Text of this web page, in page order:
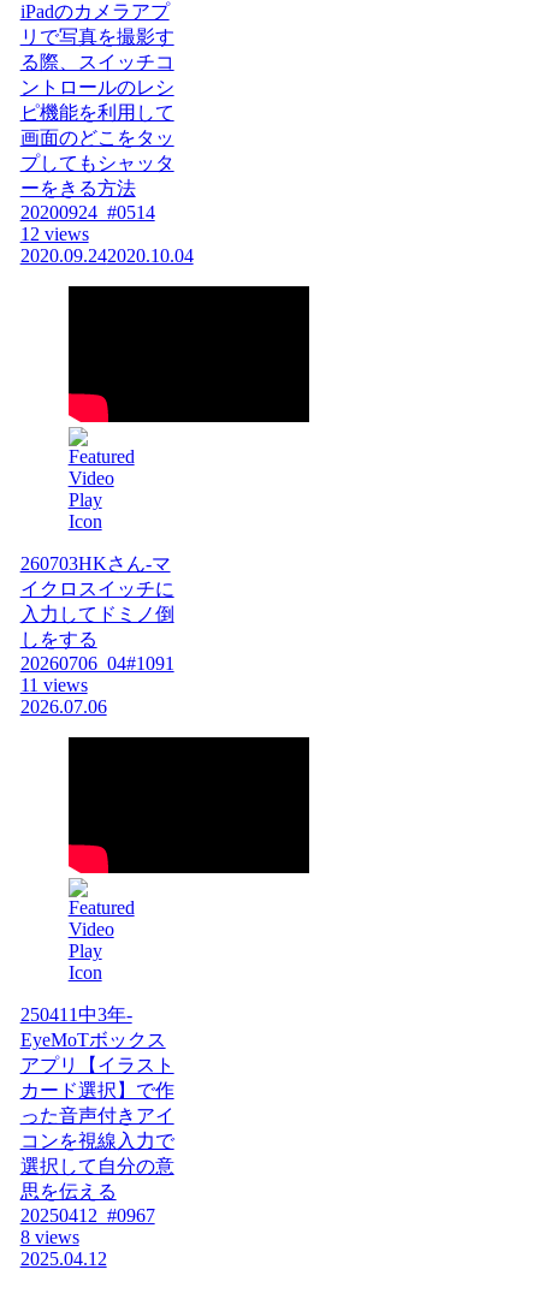
iPadのカメラアプ
リで写真を撮影す
る際、スイッチコ
ントロールのレシ
ピ機能を利用して
画面のどこをタッ
プしてもシャッタ
ーをきる方法
20200924_#0514
12 views
2020.09.242020.10.04
260703HKさん-マ
イクロスイッチに
入力してドミノ倒
しをする
20260706_04#1091
11 views
2026.07.06
250411中3年-
EyeMoTボックス
アプリ【イラスト
カード選択】で作
った音声付きアイ
コンを視線入力で
選択して自分の意
思を伝える
20250412_#0967
8 views
2025.04.12